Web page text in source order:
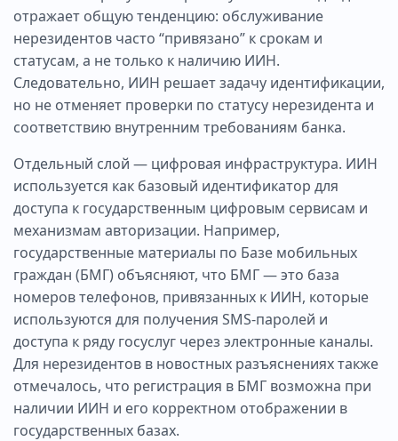
отражает общую тенденцию: обслуживание
нерезидентов часто “привязано” к срокам и
статусам, а не только к наличию ИИН.
Следовательно, ИИН решает задачу идентификации,
но не отменяет проверки по статусу нерезидента и
соответствию внутренним требованиям банка.
Отдельный слой — цифровая инфраструктура. ИИН
используется как базовый идентификатор для
доступа к государственным цифровым сервисам и
механизмам авторизации. Например,
государственные материалы по Базе мобильных
граждан (БМГ) объясняют, что БМГ — это база
номеров телефонов, привязанных к ИИН, которые
используются для получения SMS-паролей и
доступа к ряду госуслуг через электронные каналы.
Для нерезидентов в новостных разъяснениях также
отмечалось, что регистрация в БМГ возможна при
наличии ИИН и его корректном отображении в
государственных базах.